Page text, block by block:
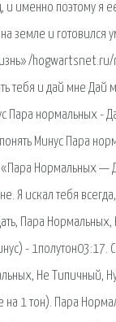
и именно поэтому я
земле и готовился
/
тебя и дай мне Дай
Пара нормальных -
Минус Пара
Нормальных —
Я искал тебя
Пара Нормальных,
- 1полутон03:17.
Не Типичный,
1 тон). Пара